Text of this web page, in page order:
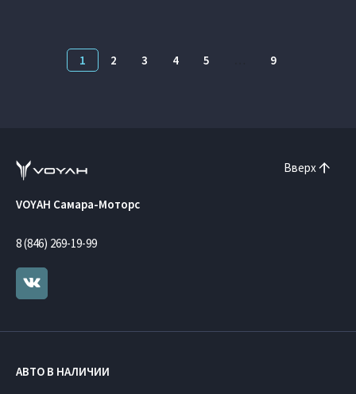
1 2 3 4 5 9
Вверх
VOYAH Самара-Моторс
8 (846) 269-19-99
АВТО В НАЛИЧИИ